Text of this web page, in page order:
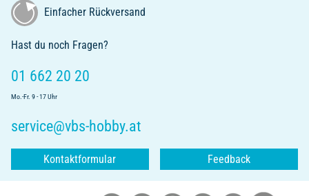
Einfacher Rückversand
Hast du noch Fragen?
01 662 20 20
Mo.-Fr. 9 - 17 Uhr
service@vbs-hobby.at
Kontaktformular Feedback